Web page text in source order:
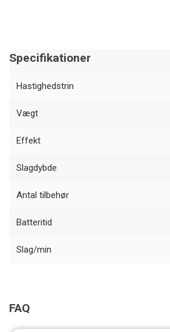
Specifikationer
Hastighedstrin
Vægt
Effekt
Slagdybde
Antal tilbehør
Batteritid
Slag/min
FAQ